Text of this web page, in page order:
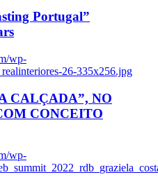
Portugal”
wp-
26-335x256.jpg
CALÇADA”, NO
CONCEITO
wp-